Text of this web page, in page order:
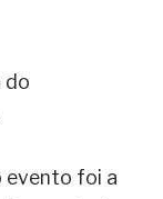
do
evento foi a